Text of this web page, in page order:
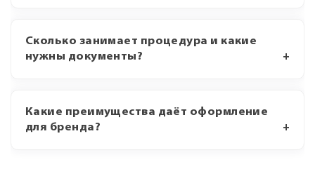
Сколько занимает процедура и какие
нужны документы?
Какие преимущества даёт оформление
для бренда?